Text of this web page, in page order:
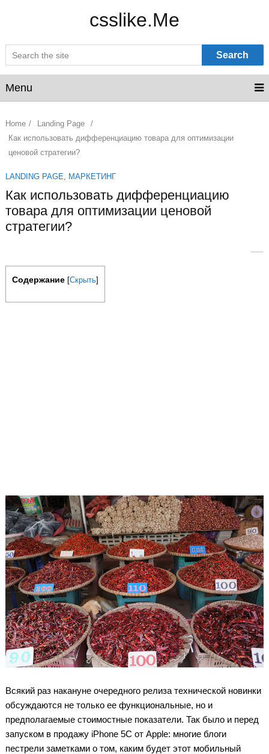
csslike.Me
Search
Menu
Home / Landing Page
/
Как использовать дифференциацию товара для оптимизации
ценовой стратегии?
LANDING PAGE, МАРКЕТИНГ
Как использовать дифференциацию
товара для оптимизации ценовой
стратегии?
Содержание [Скрыть]
Всякий раз накануне очередного релиза технической новинки
обсуждаются не только ее функциональные, но и
предполагаемые стоимостные показатели. Так было и перед
запуском в продажу iPhone 5C от Apple: многие блоги
пестрели заметками о том, каким будет этот мобильный